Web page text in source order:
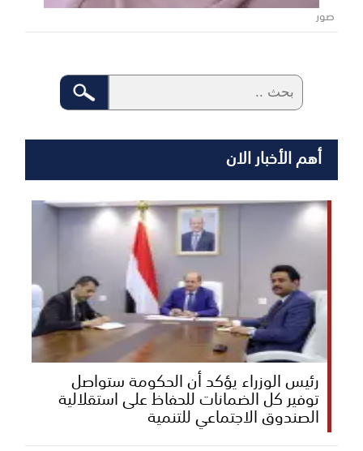
صور
أهم الأخبار الان
رئيس الوزراء يؤكد أن الحكومة ستواصل
توفير كل الضمانات للحفاظ على استقلالية
الصندوق الاجتماعي للتنمية